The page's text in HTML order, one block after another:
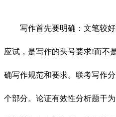
写作首先要明确：文笔较好
应试，是写作的头号要求!而不
确写作规范和要求。联考写作
个部分。论证有效性分析题干